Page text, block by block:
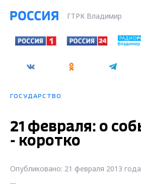
ГТРК Владимир
ГОСУДАРСТВО
21 февраля: о
- коротко
Опубликовано: 21 февраля 2013 года